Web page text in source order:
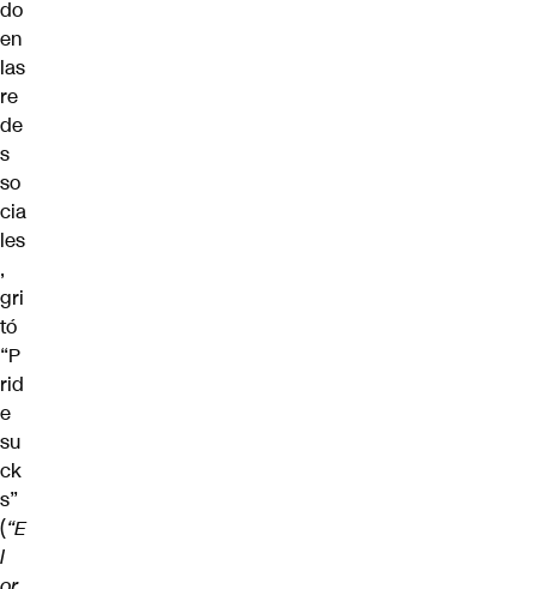
do
en
las
re
de
s
so
cia
les
,
gri
tó
“P
rid
e
su
ck
s”
(“E
l